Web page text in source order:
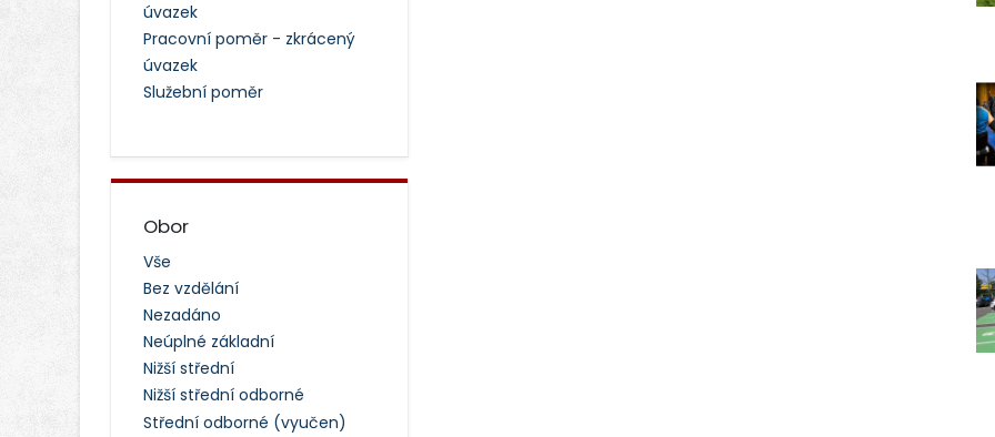
úvazek
Pracovní poměr - zkrácený
úvazek
Služební poměr
Obor
Vše
Bez vzdělání
Nezadáno
Neúplné základní
Nižší střední
Nižší střední odborné
Střední odborné (vyučen)